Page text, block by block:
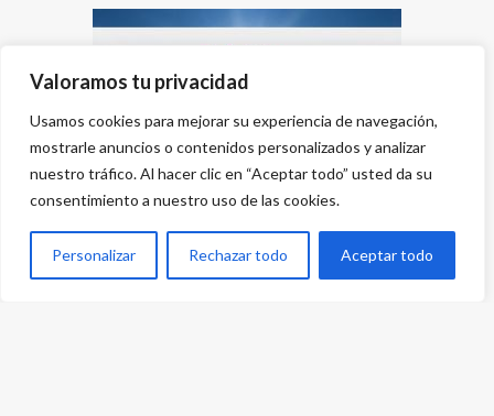
Valoramos tu privacidad
Usamos cookies para mejorar su experiencia de navegación,
mostrarle anuncios o contenidos personalizados y analizar
nuestro tráfico. Al hacer clic en “Aceptar todo” usted da su
consentimiento a nuestro uso de las cookies.
Personalizar Rechazar todo Aceptar todo